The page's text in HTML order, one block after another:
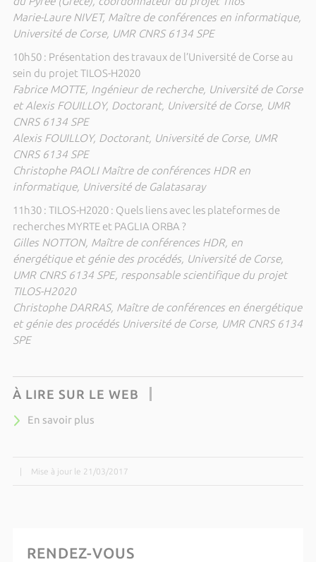
Marie-Laure NIVET, Maître de conférences en informatique,
Université de Corse, UMR CNRS 6134 SPE
10h50 : Présentation des travaux de l’Université de Corse au
sein du projet TILOS-H2020
Fabrice MOTTE, Ingénieur de recherche, Université de Corse
et Alexis FOUILLOY, Doctorant, Université de Corse, UMR
CNRS 6134 SPE
Alexis FOUILLOY, Doctorant, Université de Corse, UMR
CNRS 6134 SPE
Christophe PAOLI Maître de conférences HDR en
informatique, Université de Galatasaray
11h30 : TILOS-H2020 : Quels liens avec les plateformes de
recherches MYRTE et PAGLIA ORBA ?
Gilles NOTTON, Maître de conférences HDR, en
énergétique et génie des procédés, Université de Corse,
UMR CNRS 6134 SPE, responsable scientifique du projet
TILOS-H2020
Christophe DARRAS, Maître de conférences en énergétique
et génie des procédés Université de Corse, UMR CNRS 6134
SPE
À LIRE SUR LE WEB
En savoir plus
Mise à jour le 21/03/2017
RENDEZ-VOUS